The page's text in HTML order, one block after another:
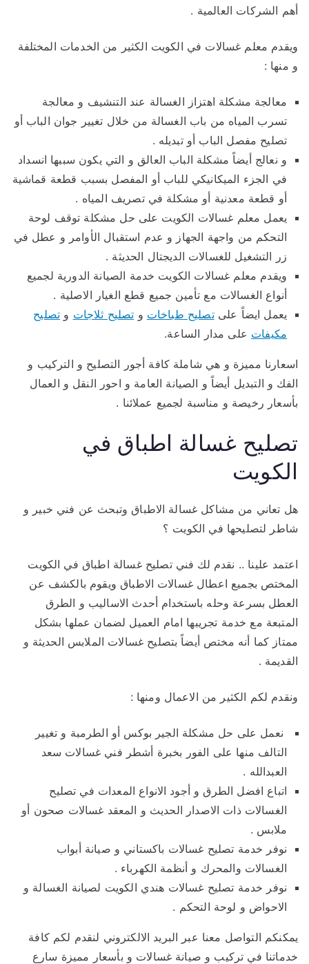
أهم الشركات العالمية .
ويقدم معلم غسالات في الكويت الكثير من الخدمات المختلفة
و منها :
معالجة مشكلة اهتزاز الغسالة عند التنشيف و معالجة
تسرب المياه من باب الغسالة من خلال تغيير جوان الباب أو
تصليح مفصل الباب أو تبديله .
و نعالج أيضاً مشكلة الباب العالق و التي يكون سببها انسداد
في الجزء الميكانيكي للباب أو المفصل بسبب قطعة قماشية
أو قطعة معدنية أو مشكلة في تصريف المياه .
يعمل معلم غسالات الكويت على حل مشكلة توقف لوحة
التحكم من واجهة الجهاز و عدم استقبال الأوامر و عطل في
زر التشغيل للغسالات الديجتال الحديثة .
ويقدم معلم غسالات الكويت خدمة الصيانة الدورية لجميع
أنواع الغسالات مع تأمين جميع قطع الغيار الاصلية .
يعمل ايضاً علىتصليح طباخات و تصليح ثلاجات و تصليح
مكيفات على مدار الساعة.
اسعارنا مميزة و هي شاملة كافة أجور التصليح و التركيب و
الفك و التبديل أيضاً و الصيانة العامة و احور النقل و العمال
بأسعار رخيصة و مناسبة لجميع عملائنا .
تصليح غسالة اطباق في
الكويت
هل تعاني من مشاكل غسالة الاطباق وتبحث عن فني خبير و
شاطر لتصليحها في الكويت ؟
اعتمد علينا .. نقدم لك فني تصليح غسالة اطباق في الكويت
المختص بجميع اعطال غسالات الاطباق ويقوم بالكشف عن
العطل بسرعة وحله باستخدام أحدث الاساليب و الطرق
المتبعة مع خدمة تجريبها امام العميل لضمان عملها بشكل
ممتاز كما أنه مختص أيضاً بتصليح غسالات الملابس الحديثة و
القديمة .
ونقدم لكم الكثير من الاعمال ومنها :
نعمل على حل مشكلة الجير بوكس أو الطرمبة و تغيير
التالف منها على الفور بخبرة أشطر فني غسالات سعد
العبدالله .
اتباع افضل الطرق و أجود الانواع المعدات في تصليح
الغسالات ذات الاصدار الحديث و المعقد غسالات صحون أو
ملابس .
نوفر خدمة تصليح غسالات باكستاني و صيانة أبواب
الغسالات والمحرك و أنظمة الكهرباء .
نوفر خدمة تصليح غسالات هندي الكويت لصيانة الغسالة و
الاحواض و لوحة التحكم .
يمكنكم التواصل معنا عبر البريد الالكتروني لنقدم لكم كافة
خدماتنا في تركيب و صيانة غسالات و بأسعار مميزة سارع